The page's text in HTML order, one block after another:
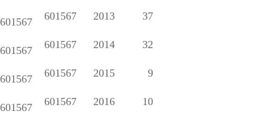
601567 601567 2013 37
601567 601567 2014 32
601567 601567 2015 9
601567 601567 2016 10